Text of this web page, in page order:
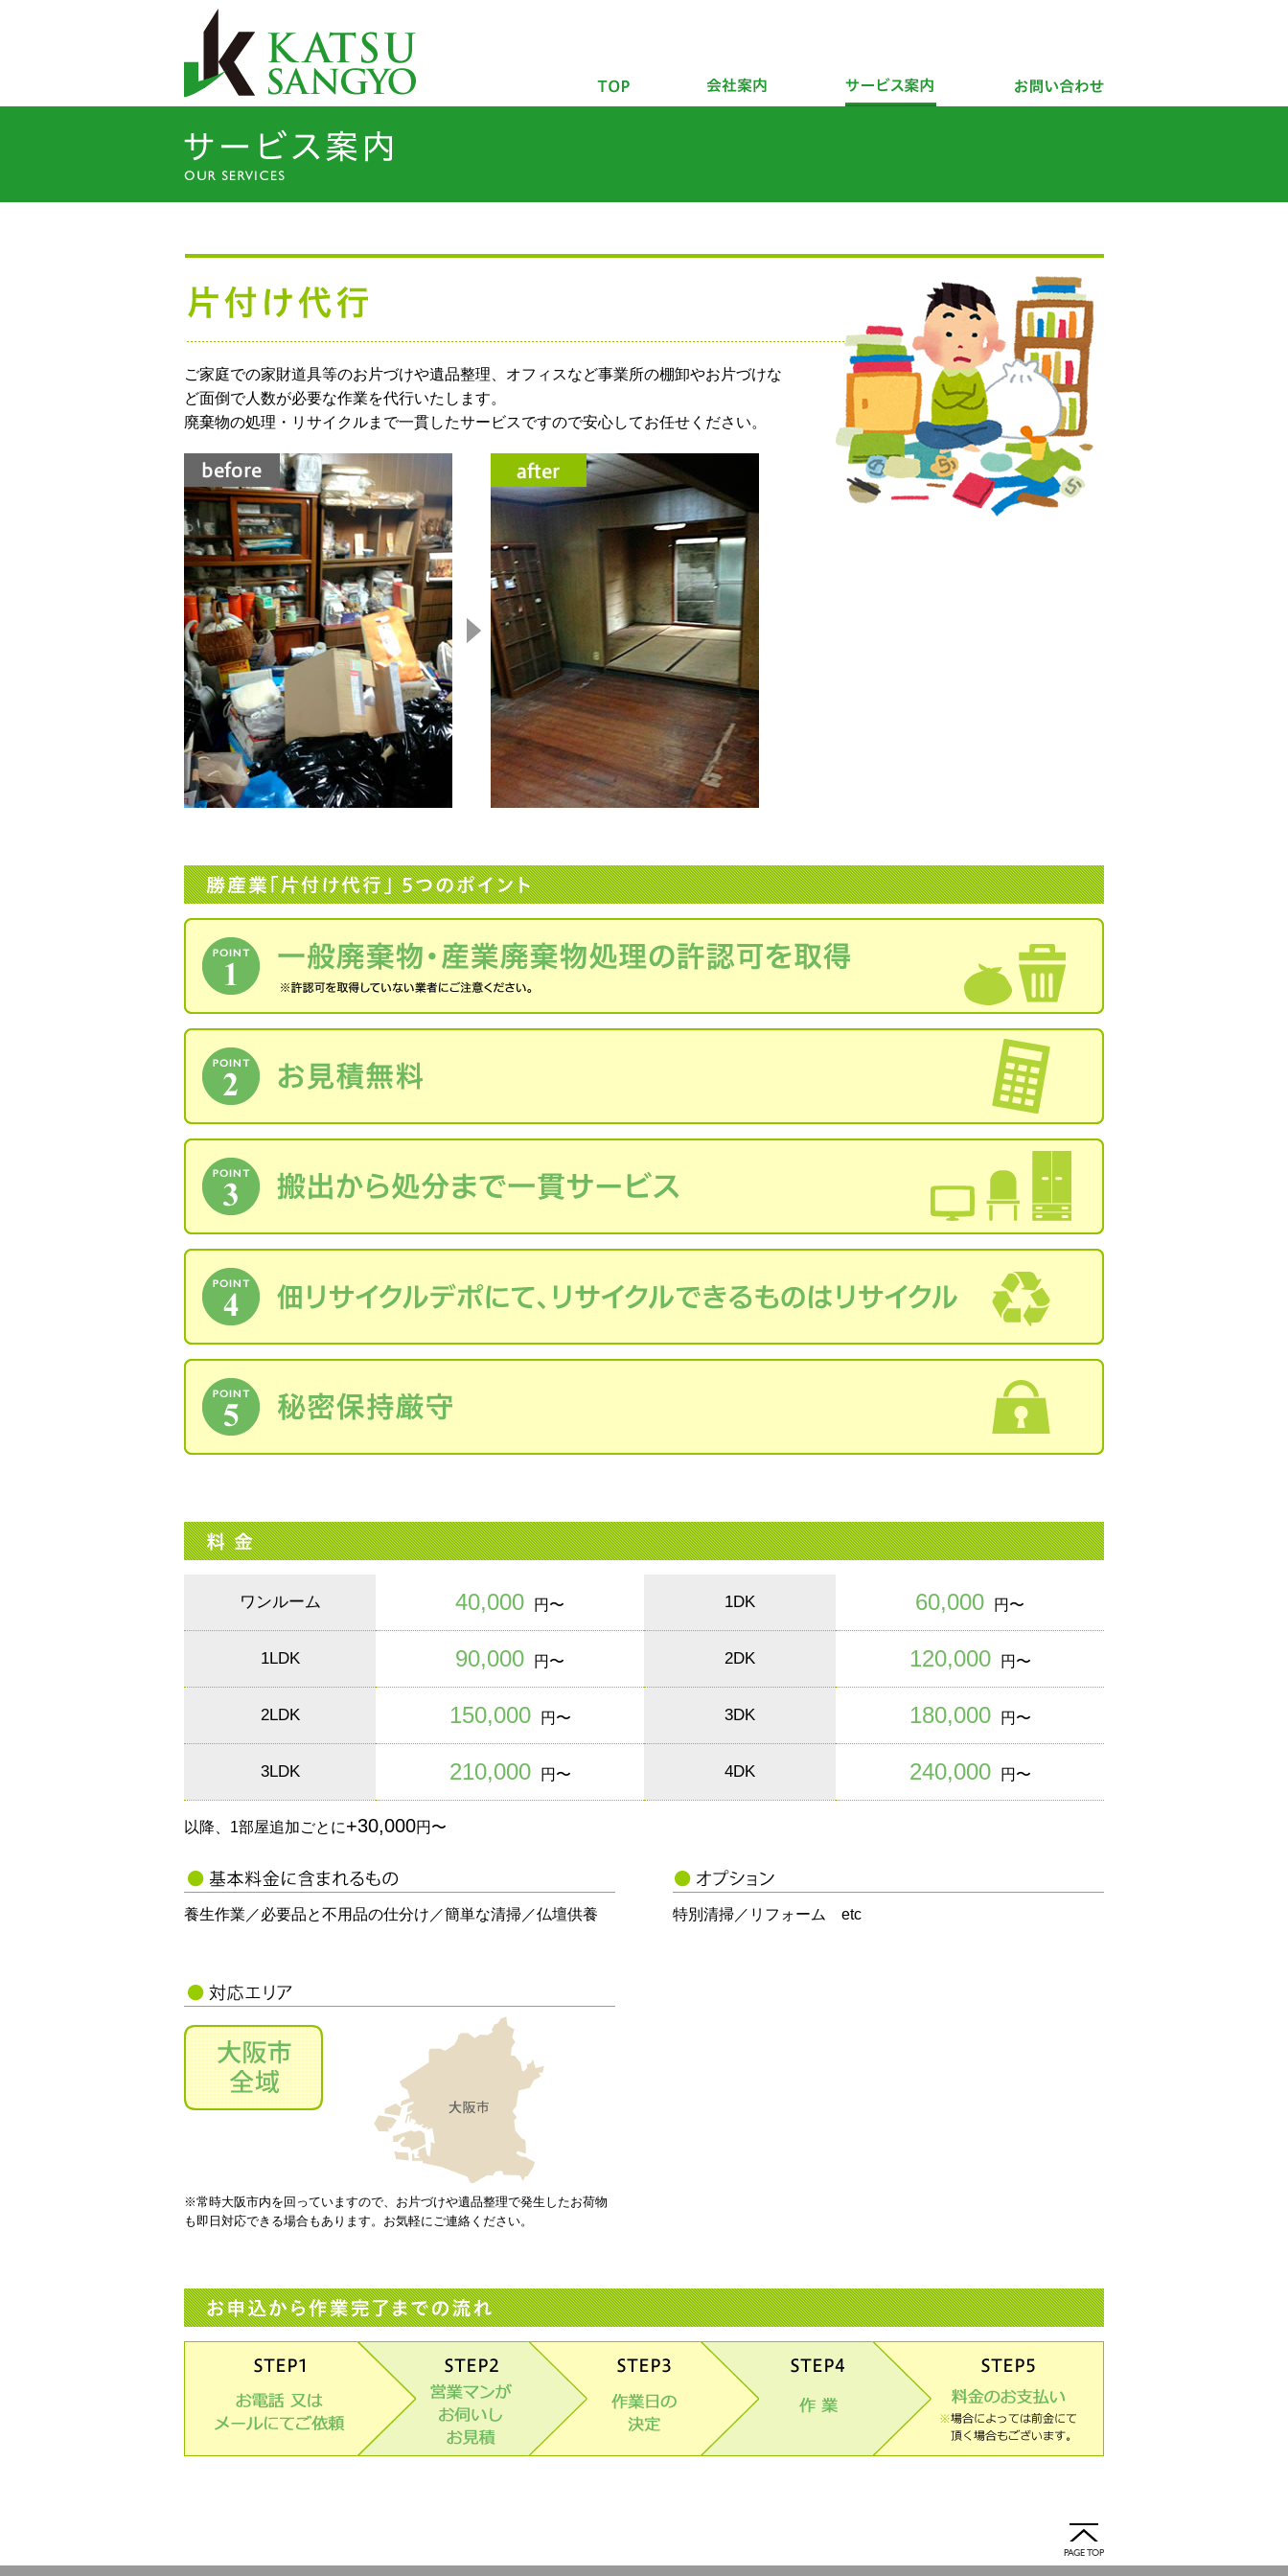
ご家庭での家財道具等のお片づけや遺品整理、オフィスなど事業所の棚卸やお片づけな
ど面倒で人数が必要な作業を代行いたします。
廃棄物の処理・リサイクルまで一貫したサービスですので安心してお任せください。
ワンルーム 40,000 円〜 1DK 60,000 円〜
1LDK 90,000 円〜 2DK 120,000 円〜
2LDK 150,000 円〜 3DK 180,000 円〜
3LDK 210,000 円〜 4DK 240,000 円〜
以降、1部屋追加ごとに+30,000円〜
養生作業／必要品と不用品の仕分け／簡単な清掃／仏壇供養 特別清掃／リフォーム etc
※常時大阪市内を回っていますので、お片づけや遺品整理で発生したお荷物
も即日対応できる場合もあります。お気軽にご連絡ください。